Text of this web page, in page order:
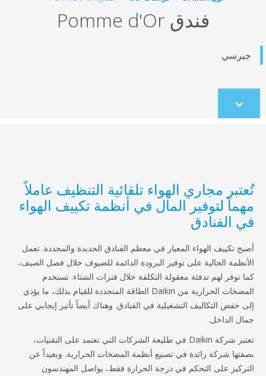
فندق Pomme d'Or
Scroll
to
مجاري الهواء تلقائية التنظيف عاملاً
لتوفير المال في أنظمة تكييف الهواء
الفنادق
تكييف الهواء المعيار في معظم الفنادق الجديدة والمجددة. تعمل
الحالية على توفير البرودة الدائمة للضيوف خلال فصل الصيف،
توفر لهم تدفئة معقولة التكلفة خلال فترات الشتاء. تستخدم
المضخات الحرارية من Daikin الطاقة المتجددة للقيام بذلك، ما يؤدي
خفض التكاليف التشغيلية في الفنادق. وهناك أيضاً تأثير إيجابي على
الداخل.
تعتبر شركة Daikin في طليعة الشركات التي تعتمد على التقنيات،
شركة رائدة في تصنيع أنظمة المضخات الحرارية. وبعيداً عن
على التحكم في درجة الحرارة فقط، يواصل المهندسون